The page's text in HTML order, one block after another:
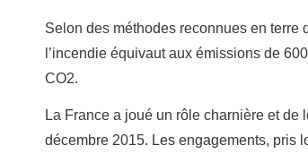
Selon des méthodes reconnues en terre
l’incendie équivaut aux émissions de
CO2.
La France a joué un rôle charnière et
décembre 2015. Les engagements, pris